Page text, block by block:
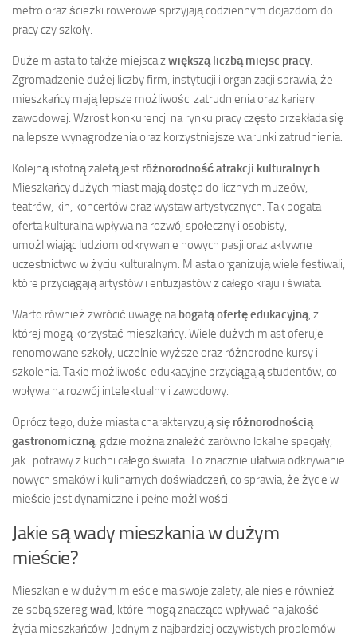
metro oraz ścieżki rowerowe sprzyjają codziennym dojazdom do
pracy czy szkoły.
Duże miasta to także miejsca zwiększą liczbą miejsc pracy.
Zgromadzenie dużej liczby firm, instytucji i organizacji sprawia, że
mieszkańcy mają lepsze możliwości zatrudnienia oraz kariery
zawodowej. Wzrost konkurencji na rynku pracy często przekłada się
na lepsze wynagrodzenia oraz korzystniejsze warunki zatrudnienia.
Kolejną istotną zaletą jest różnorodność atrakcji kulturalnych.
Mieszkańcy dużych miast mają dostęp do licznych muzeów,
teatrów, kin, koncertów oraz wystaw artystycznych. Tak bogata
oferta kulturalna wpływa na rozwój społeczny i osobisty,
umożliwiając ludziom odkrywanie nowych pasji oraz aktywne
uczestnictwo w życiu kulturalnym. Miasta organizują wiele festiwali,
które przyciągają artystów i entuzjastów z całego kraju i świata.
Warto również zwrócić uwagę na bogatą ofertę edukacyjną, z
której mogą korzystać mieszkańcy. Wiele dużych miast oferuje
renomowane szkoły, uczelnie wyższe oraz różnorodne kursy i
szkolenia. Takie możliwości edukacyjne przyciągają studentów, co
wpływa na rozwój intelektualny i zawodowy.
Oprócz tego, duże miasta charakteryzują się różnorodnością
gastronomiczną, gdzie można znaleźć zarówno lokalne specjały,
jak i potrawy z kuchni całego świata. To znacznie ułatwia odkrywanie
nowych smaków i kulinarnych doświadczeń, co sprawia, że życie w
mieście jest dynamiczne i pełne możliwości.
Jakie są wady mieszkania w dużym
mieście?
Mieszkanie w dużym mieście ma swoje zalety, ale niesie również
ze sobą szeregwad, które mogą znacząco wpływać na jakość
życia mieszkańców. Jednym z najbardziej oczywistych problemów